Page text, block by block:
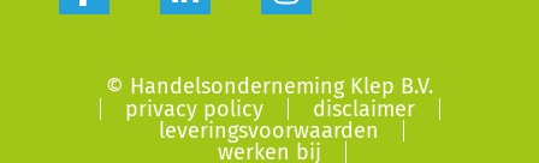
© Handelsonderneming Klep B.V.
privacy policy
disclaimer
leveringsvoorwaarden
werken bij